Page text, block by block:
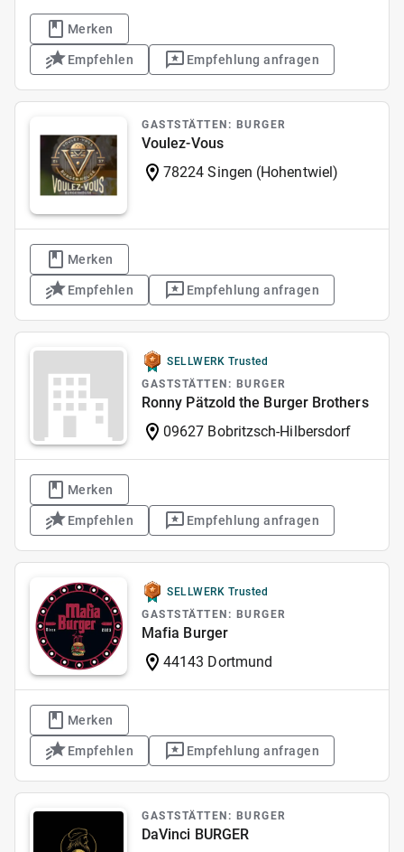
Merken
Empfehlen Empfehlung anfragen
GASTSTÄTTEN: BURGER
Voulez-Vous
78224 Singen (Hohentwiel)
Merken
Empfehlen Empfehlung anfragen
SELLWERK Trusted
GASTSTÄTTEN: BURGER
Ronny Pätzold the Burger Brothers
09627 Bobritzsch-Hilbersdorf
Merken
Empfehlen Empfehlung anfragen
SELLWERK Trusted
GASTSTÄTTEN: BURGER
Mafia Burger
44143 Dortmund
Merken
Empfehlen Empfehlung anfragen
GASTSTÄTTEN: BURGER
DaVinci BURGER